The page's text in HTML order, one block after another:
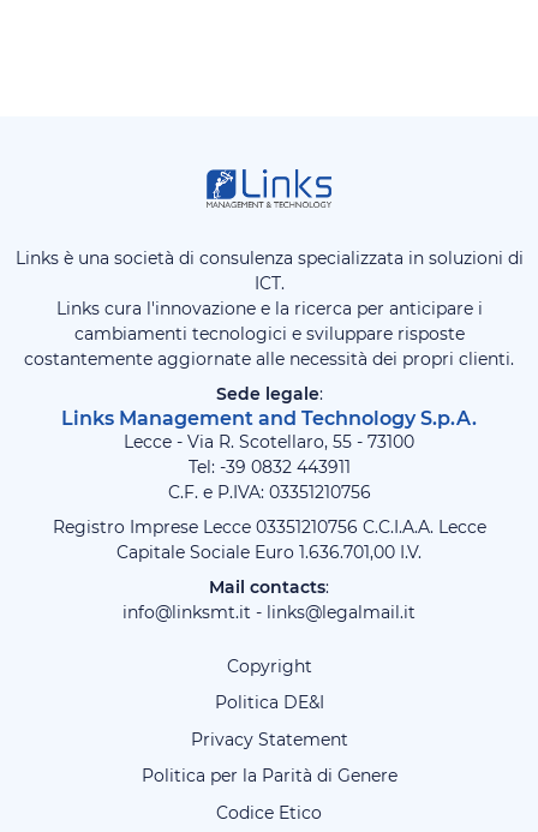
Links è una società di consulenza specializzata in soluzioni di
ICT.
Links cura l'innovazione e la ricerca per anticipare i
cambiamenti tecnologici e sviluppare risposte
costantemente aggiornate alle necessità dei propri clienti.
Sede legale:
Links Management and Technology S.p.A.
Lecce - Via R. Scotellaro, 55 - 73100
Tel: -39 0832 443911
C.F. e P.IVA: 03351210756
Registro Imprese Lecce 03351210756 C.C.I.A.A. Lecce
Capitale Sociale Euro 1.636.701,00 I.V.
Mail contacts:
info@linksmt.it - links@legalmail.it
Copyright
Politica DE&I
Privacy Statement
Politica per la Parità di Genere
Codice Etico